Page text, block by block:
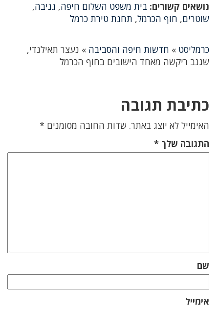
נושאים קשורים: בית משפט השלום חיפה, גניבה,
שוטרים, חוף הכרמל, תחנת טירת כרמל
כרמליסט » חדשות חיפה והסביבה » נעצר תאילנדי,
שגנב ריקשה מאחד הישובים בחוף הכרמל
כתיבת תגובה
האימייל לא יוצג באתר. שדות החובה מסומנים *
התגובה שלך *
שם
אימייל